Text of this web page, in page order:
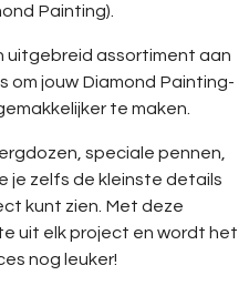
Painting).
uitgebreid assortiment aan
om jouw Diamond Painting-
te maken.
speciale pennen,
je zelfs de kleinste details
kunt zien. Met deze
uit elk project en wordt het
nog leuker!